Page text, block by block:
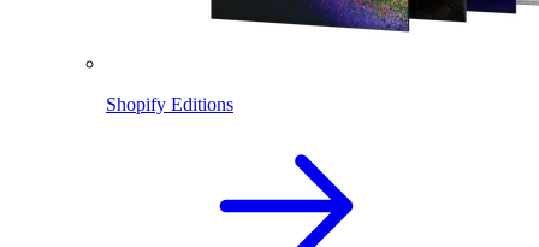
Shopify Editions